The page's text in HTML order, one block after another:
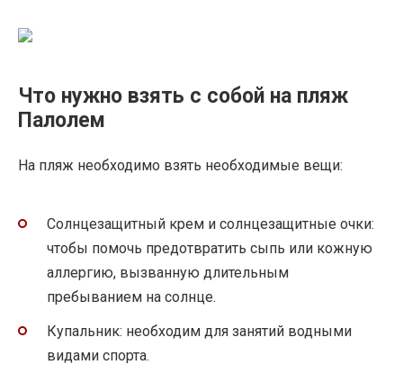
Что нужно взять с собой на пляж
Палолем
На пляж необходимо взять необходимые вещи:
Солнцезащитный крем и солнцезащитные очки:
чтобы помочь предотвратить сыпь или кожную
аллергию, вызванную длительным
пребыванием на солнце.
Купальник: необходим для занятий водными
видами спорта.